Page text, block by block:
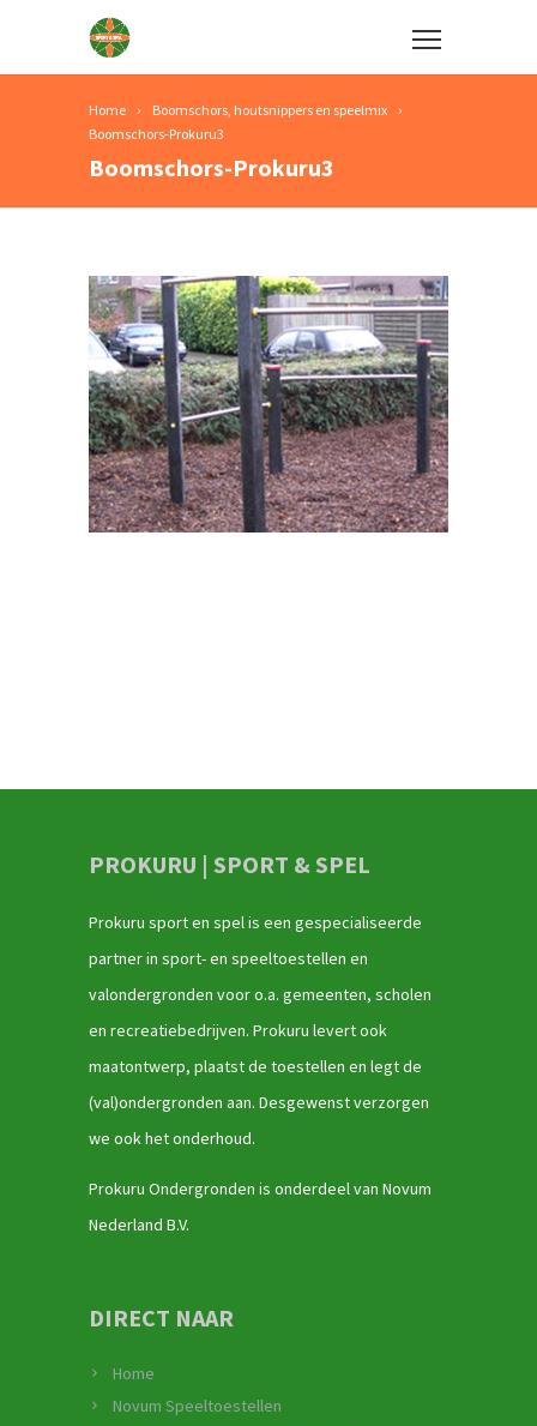
Home
Boomschors, houtsnippers en speelmix
Boomschors-Prokuru3
Boomschors-Prokuru3
PROKURU | SPORT & SPEL
Prokuru sport en spel is een gespecialiseerde
partner in sport- en speeltoestellen en
valondergronden voor o.a. gemeenten, scholen
en recreatiebedrijven. Prokuru levert ook
maatontwerp, plaatst de toestellen en legt de
(val)ondergronden aan. Desgewenst verzorgen
we ook het onderhoud.
Prokuru Ondergronden is onderdeel van Novum
Nederland B.V.
DIRECT NAAR
Home
Novum Speeltoestellen